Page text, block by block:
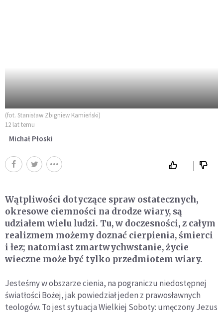
(fot. Stanisław Zbigniew Kamieński)
12 lat temu
Michał Płoski
Wątpliwości dotyczące spraw ostatecznych,
okresowe ciemności na drodze wiary, są
udziałem wielu ludzi. Tu, w doczesności, z całym
realizmem możemy doznać cierpienia, śmierci
i łez; natomiast zmartwychwstanie, życie
wieczne może być tylko przedmiotem wiary.
Jesteśmy w obszarze cienia, na pograniczu niedostępnej
światłości Bożej, jak powiedział jeden z prawosławnych
teologów. To jest sytuacja Wielkiej Soboty: umęczony Jezus